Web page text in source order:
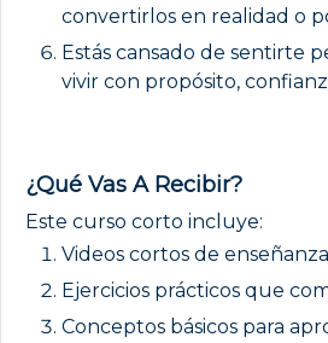
convertirlos en realidad o
Estás cansado de sentirte
vivir con propósito,
¿Qué Vas A Recibir?
Este curso corto incluye:
Videos cortos de enseñanza
Ejercicios prácticos que
Conceptos básicos para